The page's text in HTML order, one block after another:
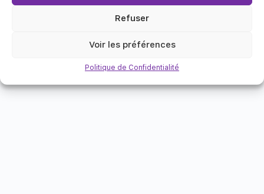
Refuser
Voir les préférences
Politique de Confidentialité